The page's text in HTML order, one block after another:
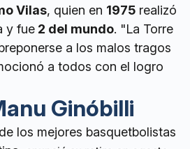
Vilas, quien en 1975 realizó
y fue 2 del mundo. "La Torre
a los malos tragos
a todos con el logro
Ginóbilli
los mejores basquetbolistas